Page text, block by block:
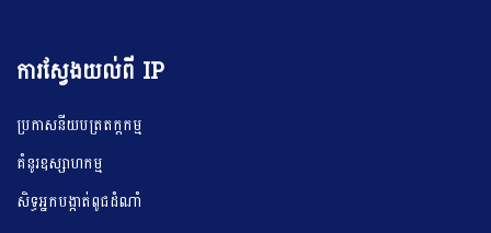
ការស្វែងយល់ពី IP
ប្រកាសនីយបត្រតក្តកម្ម
គំនូរឧស្សាហកម្ម
សិទ្ធអ្នកបង្កាត់ពូជដំណាំ